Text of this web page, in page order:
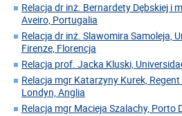
Relacja dr inż. Bernardety Dębskiej i
Aveiro, Portugalia
Relacja dr inż. Slawomira Samoleja,
Firenze, Florencja
Relacja prof. Jacka Kluski,
Relacja mgr Katarzyny Kurek,
Londyn, Anglia
Relacja mgr Macieja Szalachy, Porto